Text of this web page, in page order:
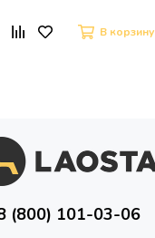
В корзину
(800) 101-03-06